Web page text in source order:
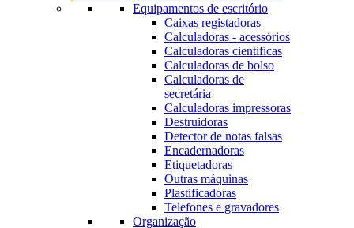
Equipamentos de escritório
Caixas registadoras
Calculadoras - acessórios
Calculadoras cientificas
Calculadoras de bolso
Calculadoras de
secretária
Calculadoras impressoras
Destruidoras
Detector de notas falsas
Encadernadoras
Etiquetadoras
Outras máquinas
Plastificadoras
Telefones e gravadores
Organização